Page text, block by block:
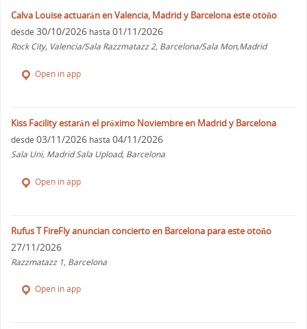
Calva Louise actuarán en Valencia, Madrid y Barcelona este otoño
desde 30/10/2026 hasta 01/11/2026
Rock City, Valencia/Sala Razzmatazz 2, Barcelona/Sala Mon,Madrid
Open in app
Kiss Facility estarán el próximo Noviembre en Madrid y Barcelona
desde 03/11/2026 hasta 04/11/2026
Sala Uni, Madrid Sala Upload, Barcelona
Open in app
Rufus T FireFly anuncian concierto en Barcelona para este otoño
27/11/2026
Razzmatazz 1, Barcelona
Open in app